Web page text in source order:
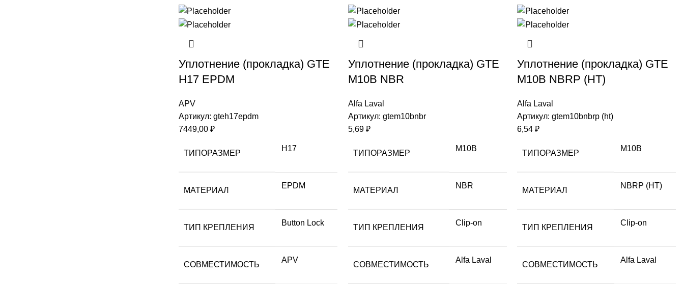
Уплотнение (прокладка) GTE
H17 EPDM
APV
Артикул: gteh17epdm
7449,00 ₽
ТИПОРАЗМЕР
H17
МАТЕРИАЛ
EPDM
ТИП КРЕПЛЕНИЯ
Button Lock
СОВМЕСТИМОСТЬ
APV
Уплотнение (прокладка) GTE
M10B NBR
Alfa Laval
Артикул: gtem10bnbr
5,69 ₽
ТИПОРАЗМЕР
M10B
МАТЕРИАЛ
NBR
ТИП КРЕПЛЕНИЯ
Clip-on
СОВМЕСТИМОСТЬ
Alfa Laval
Уплотнение (прокладка) GTE
M10B NBRP (HT)
Alfa Laval
Артикул:gtem10bnbrp (ht)
6,54₽
ТИПОРАЗМЕР
M10B
МАТЕРИАЛ
NBRP (HT)
ТИП КРЕПЛЕНИЯ
Clip-on
СОВМЕСТИМОСТЬ
Alfa Laval